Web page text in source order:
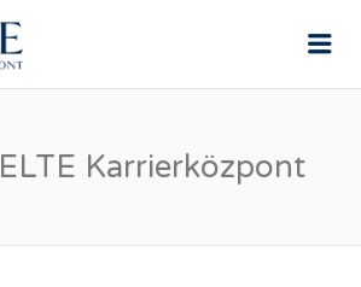
ELTE ÁLLÁSPORTÁL
ELTE Karrierközpont